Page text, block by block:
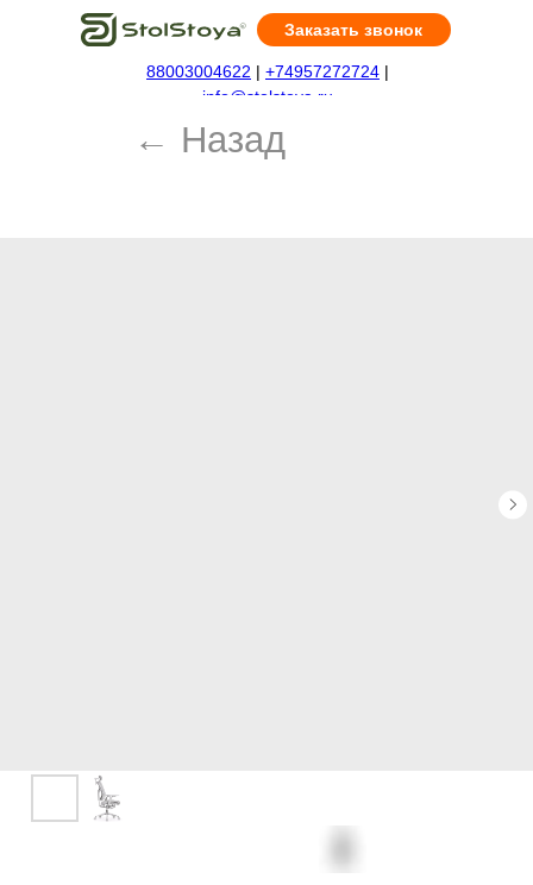
88003004622 | +74957272724 |
info@stolstoya.ru
Заказать звонок
← Назад